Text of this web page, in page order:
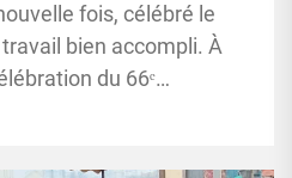
fois, célébré le
bien accompli. À
du 66ᵉ